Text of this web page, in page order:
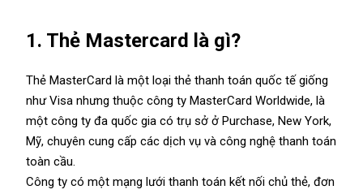
1. Thẻ Mastercard là gì?
Thẻ MasterCard là một loại thẻ thanh toán quốc tếgiống
nhưVisa nhưng thuộc công ty MasterCard Worldwide, là
một công ty đa quốc gia có trụ sở ở Purchase, New York,
Mỹ, chuyên cung cấp các dịch vụ và công nghệ thanh toán
toàn cầu.
Công ty có một mạng lưới thanh toán kết nối chủ thẻ, đơn